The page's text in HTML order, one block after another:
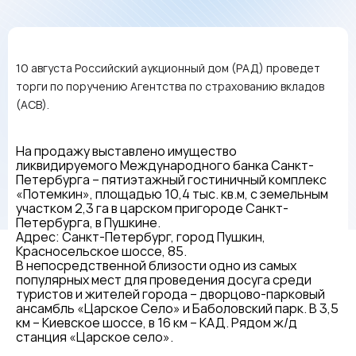
10 августа Российский аукционный дом (РАД) проведет
торги по поручению Агентства по страхованию вкладов
(АСВ).
На продажу выставлено имущество
ликвидируемого Международного банка Санкт-
Петербурга – пятиэтажный гостиничный комплекс
«Потемкин», площадью 10,4 тыс. кв.м, с земельным
участком 2,3 га в царском пригороде Санкт-
Петербурга, в Пушкине.
Адрес: Санкт-Петербург, город Пушкин,
Красносельское шоссе, 85.
В непосредственной близости одно из самых
популярных мест для проведения досуга среди
туристов и жителей города – дворцово-парковый
ансамбль «Царское Село» и Баболовский парк. В 3,5
км – Киевское шоссе, в 16 км – КАД. Рядом ж/д
станция «Царское село».